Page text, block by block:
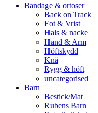
Bandage & ortoser
Back on Track
Fot & Vrist
Hals & nacke
Hand & Arm
Höftskydd
Knä
Rygg & höft
uncategorised
Barn
Bestick/Mat
Rubens Barn